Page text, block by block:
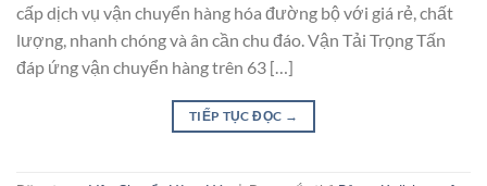
cấp dịch vụ vận chuyển hàng hóa đường bộ với giá rẻ, chất
lượng, nhanh chóng và ân cần chu đáo. Vận Tải Trọng Tấn
đáp ứng vận chuyển hàng trên 63 […]
TIẾP TỤC ĐỌC →